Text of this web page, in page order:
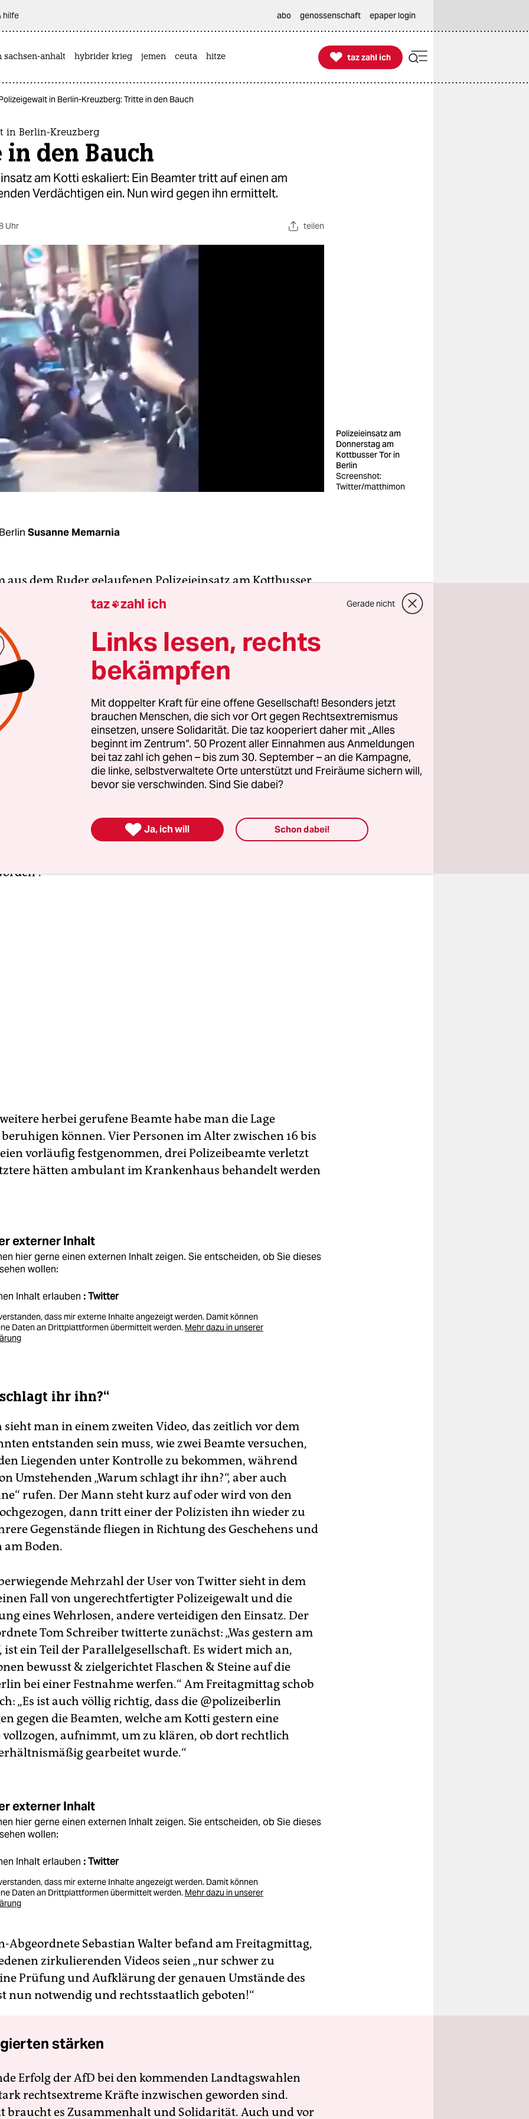
hilfe abo genossenschaft epaper login
sachsen-anhalt hybrider krieg jemen ceuta hitze 
taz zahl ich
taz zahl ich
in Berlin-Kreuzberg: Tritte in den Bauch
in Berlin-Kreuzberg
den Bauch
am Kotti eskaliert: Ein Beamter tritt auf einen am
Verdächtigen ein. Nun wird gegen ihn ermittelt.
Uhr teilen
Polizeieinsatz am
Donnerstag am
Kottbusser Tor in
Berlin
Screenshot:
Twitter/matthimon
Susanne Memarnia
aus dem Ruder gelaufenen Polizeieinsatz am Kottbusser
wird nun gegen einen der beteiligten
Körperverletzung im Amt ermittelt. Dies erklärte ein
am Freitagmittag auf taz-Anfrage. Ausgelöst wurden
durch ein Video, das beim Kurzbotschaftendienst
Dort ist zu sehen, wie der Beamte zweimal auf einen
und bereits von mehren Kollegen fixierten Mann
Video wurde bis Freitagmittag mehr als 70.000 Mal
vielfach kommentiert. „Das Video zeigt leider, wie der
überreagiert“, so der Polizeisprecher.
Pressemeldung am Donnerstagabendhatte dies noch
Da sprach die Berliner Polizei von einem Fall von
Fahrraddiebes, der aggressiv gegenüber Beamten
seien die Kollegen aus einer Gruppe von Umstehenden
herbei gerufene Beamte habe man die Lage
können. Vier Personen im Alter zwischen 16 bis
vorläufig festgenommen, drei Polizeibeamte verletzt
hätten ambulant im Krankenhaus behandelt werden
externer Inhalt
hier gerne einen externen Inhalt zeigen. Sie entscheiden, ob Sie dieses
wollen:
Inhalt erlauben : Twitter
dass mir externe Inhalte angezeigt werden. Damit können
Daten an Drittplattformen übermittelt werden. Mehr dazu in unserer
ihr ihn?“
sieht man in einem zweiten Video, das zeitlich vor dem
entstanden sein muss, wie zwei Beamte versuchen,
Liegenden unter Kontrolle zu bekommen, während
Umstehenden „Warum schlagt ihr ihn?“, aber auch
rufen. Der Mann steht kurz auf oder wird von den
dann tritt einer der Polizisten ihn wieder zu
Gegenstände fliegen in Richtung des Geschehens und
am Boden.
Mehrzahl der User von Twitter sieht in dem
Fall von ungerechtfertigter Polizeigewalt und die
eines Wehrlosen, andere verteidigen den Einsatz. Der
Tom Schreiber twitterte zunächst: „Was gestern am
ein Teil der Parallelgesellschaft. Es widert mich an,
bewusst & zielgerichtet Flaschen & Steine auf die
bei einer Festnahme werfen.“ Am Freitagmittag schob
„Es ist auch völlig richtig, dass die @polizeiberlin
gegen die Beamten, welche am Kotti gestern eine
vollzogen, aufnimmt, um zu klären, ob dort rechtlich
gearbeitet wurde.“
externer Inhalt
hier gerne einen externen Inhalt zeigen. Sie entscheiden, ob Sie dieses
wollen:
Inhalt erlauben : Twitter
dass mir externe Inhalte angezeigt werden. Damit können
Daten an Drittplattformen übermittelt werden. Mehr dazu in unserer
Abgeordnete Sebastian Walter befand am Freitagmittag,
zirkulierenden Videos seien „nur schwer zu
Prüfung und Aufklärung der genauen Umstände des
nun notwendig und rechtsstaatlich geboten!“
stärken
Erfolg der AfD bei den kommenden Landtagswahlen
rechtsextreme Kräfte inzwischen geworden sind.
braucht es Zusammenhalt und Solidarität. Auch und vor
taz zahl ich Gerade nicht
Links lesen, rechts
bekämpfen
Mit doppelter Kraft für eine offene Gesellschaft! Besonders jetzt
brauchen Menschen, die sich vor Ort gegen Rechtsextremismus
einsetzen, unsere Solidarität. Die taz kooperiert daher mit „Alles
beginnt im Zentrum“. 50 Prozent aller Einnahmen aus Anmeldungen
bei taz zahl ich gehen – bis zum 30. September – an die Kampagne,
die linke, selbstverwaltete Orte unterstützt und Freiräume sichern will,
bevor sie verschwinden. Sind Sie dabei?
 Ja, ich will Schon dabei!